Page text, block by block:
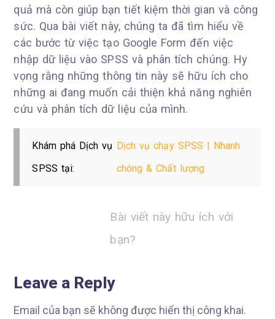
quả mà còn giúp bạn tiết kiệm thời gian và công
sức. Qua bài viết này, chúng ta đã tìm hiểu về
các bước từ việc tạo Google Form đến việc
nhập dữ liệu vào SPSS và phân tích chúng. Hy
vọng rằng những thông tin này sẽ hữu ích cho
những ai đang muốn cải thiện khả năng nghiên
cứu và phân tích dữ liệu của mình.
Khám phá Dịch vụ
SPSS tại:
Dịch vụ chạy SPSS | Nhanh
chóng & Chất lượng
Bài viết này hữu ích với
bạn?
Leave a Reply
Email của bạn sẽ không được hiển thị công khai.